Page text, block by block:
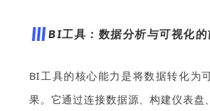
BI工具：数据分析与可视化的
BI工具的核心能力 是将数据转化为
果。 它通过连接数据源、构建仪表盘